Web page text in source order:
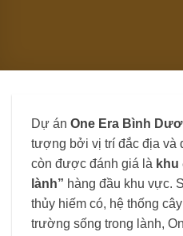
Dự án One Era Bình
tượng bởi vị trí đắc địa và
còn được đánh giá là khu
lành” hàng đầu khu vực.
thủy hiếm có, hệ thống
trường sống trong lành,